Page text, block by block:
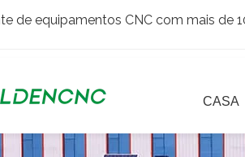
de equipamentos CNC com mais de
CASA